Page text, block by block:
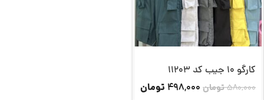
کارگو 10 جیب کد 11203
580,000تومان 498,000 تومان